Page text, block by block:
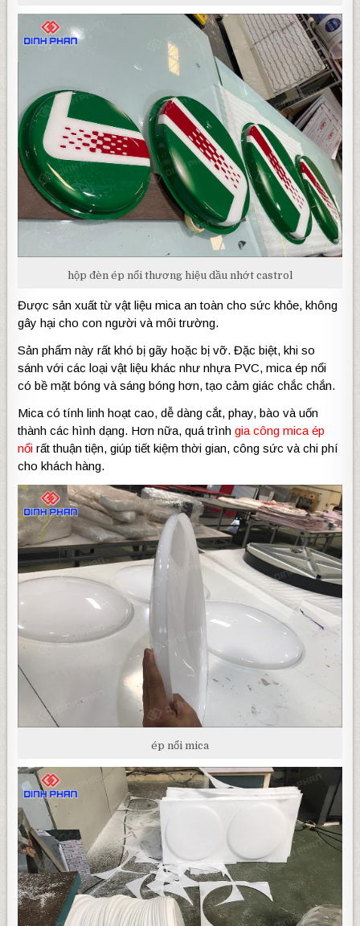
hộp đèn ép nổi thương hiệu dầu nhớt castrol
Được sản xuất từ vật liệu mica an toàn cho sức khỏe, không
gây hại cho con người và môi trường.
Sản phẩm này rất khó bị gãy hoặc bị vỡ. Đặc biệt, khi so
sánh với các loại vật liệu khác như nhựa PVC, mica ép nổi
có bề mặt bóng và sáng bóng hơn, tạo cảm giác chắc chắn.
Mica có tính linh hoạt cao, dễ dàng cắt, phay, bào và uốn
thành các hình dạng. Hơn nữa, quá trìnhgia công mica ép
nổi rất thuận tiện, giúp tiết kiệm thời gian, công sức và chi phí
cho khách hàng.
ép nổi mica